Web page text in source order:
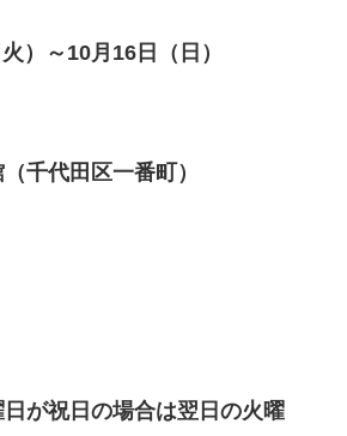
）～10月16日（日）
千代田区一番町）
が祝日の場合は翌日の火曜